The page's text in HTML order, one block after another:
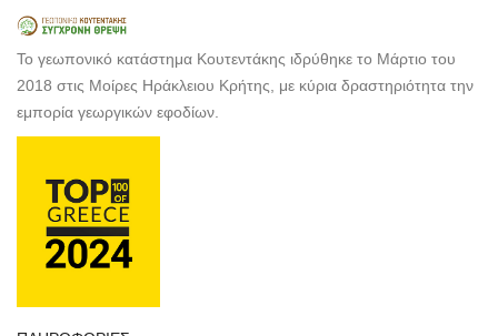
Το γεωπονικό κατάστημα Κουτεντάκης ιδρύθηκε το Μάρτιο του
2018 στις Μοίρες Ηράκλειου Κρήτης, με κύρια δραστηριότητα την
εμπορία γεωργικών εφοδίων.